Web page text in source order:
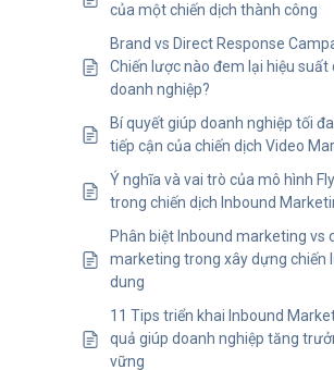
của một chiến dịch thành công
Brand vs Direct Response
Chiến lược nào đem lại hiệu suất
doanh nghiệp?
Bí quyết giúp doanh nghiệp tối
tiếp cận của chiến dịch Video
Ý nghĩa và vai trò của mô hình
trong chiến dịch Inbound
Phân biệt Inbound marketing vs
marketing trong xây dựng chiến
dung
11 Tips triển khai Inbound
quả giúp doanh nghiệp tăng
vững